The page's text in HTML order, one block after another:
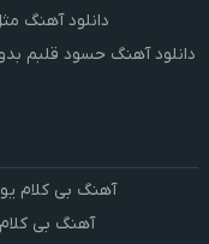
دانلود آهنگ
دانلود آهنگ حسود قلبم
آهنگ بی کلام
آهنگ بی